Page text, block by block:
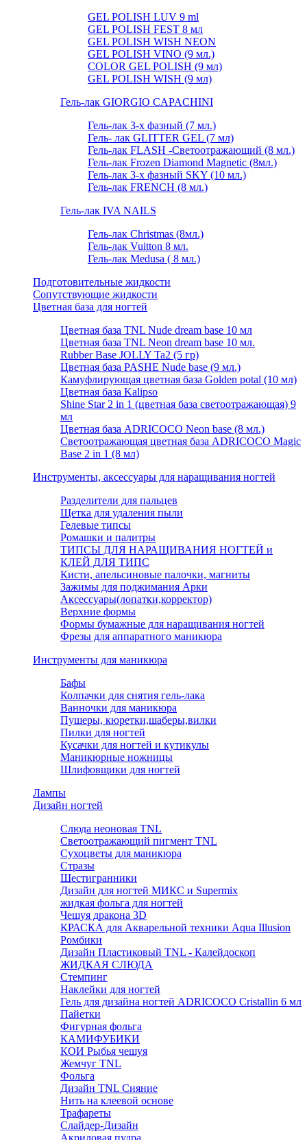
GEL POLISH LUV 9 ml
GEL POLISH FEST 8 мл
GEL POLISH WISH NEON
GEL POLISH VINO (9 мл.)
COLOR GEL POLISH (9 мл)
GEL POLISH WISH (9 мл)
Гель-лак GIORGIO CAPACHINI
Гель-лак 3-х фазный (7 мл.)
Гель- лак GLITTER GEL (7 мл)
Гель-лак FLASH -Cветоотражающий (8 мл.)
Гель-лак Frozen Diamond Magnetic (8мл.)
Гель-лак 3-х фазный SKY (10 мл.)
Гель-лак FRENCH (8 мл.)
Гель-лак IVA NAILS
Гель-лак Christmas (8мл.)
Гель-лак Vuitton 8 мл.
Гель-лак Medusa ( 8 мл.)
Подготовительные жидкости
Сопутствующие жидкости
Цветная база для ногтей
Цветная база TNL Nude dream base 10 мл
Цветная база TNL Neon dream base 10 мл.
Rubber Base JOLLY Ta2 (5 гр)
Цветная база PASHE Nude base (9 мл.)
Камуфлирующая цветная база Golden potal (10 мл)
Цветная база Kalipso
Shine Star 2 in 1 (цветная база светоотражающая) 9
мл
Цветная база ADRICOCO Neon base (8 мл.)
Светоотражающая цветная база ADRICOCO Magic
Base 2 in 1 (8 мл)
Инструменты, аксессуары для наращивания ногтей
Разделители для пальцев
Щетка для удаления пыли
Гелевые типсы
Ромашки и палитры
ТИПСЫ ДЛЯ НАРАЩИВАНИЯ НОГТЕЙ и
КЛЕЙ ДЛЯ ТИПС
Кисти, апельсиновые палочки, магниты
Зажимы для поджимания Арки
Аксессуары(лопатки,корректор)
Верхние формы
Формы бумажные для наращивания ногтей
Фрезы для аппаратного маникюра
Инструменты для маникюра
Бафы
Колпачки для снятия гель-лака
Ванночки для маникюра
Пушеры, кюретки,шаберы,вилки
Пилки для ногтей
Кусачки для ногтей и кутикулы
Маникюрные ножницы
Шлифовщики для ногтей
Лампы
Дизайн ногтей
Слюда неоновая TNL
Светоотражающий пигмент TNL
Сухоцветы для маникюра
Стразы
Шестигранники
Дизайн для ногтей МИКС и Supermix
жидкая фольга для ногтей
Чешуя дракона 3D
КРАСКА для Акварельной техники Aqua Illusion
Ромбики
Дизайн Пластиковый TNL - Калейдоскоп
ЖИДКАЯ СЛЮДА
Стемпинг
Наклейки для ногтей
Гель для дизайна ногтей ADRICOCO Cristallin 6 мл
Пайетки
Фигурная фольга
КАМИФУБИКИ
КОИ Рыбья чешуя
Жемчуг TNL
Фольга
Дизайн TNL Сияние
Нить на клеевой основе
Трафареты
Слайдер-Дизайн
Акриловая пудра